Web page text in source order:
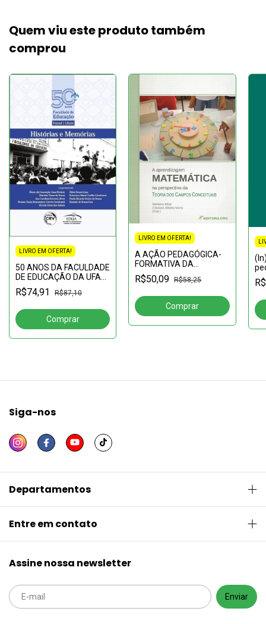
Quem viu este produto também
comprou
LIVRO EM OFERTA!
50 ANOS DA FACULDADE
DE EDUCAÇÃO DA UFAM:
histórias e memórias
R$74,91 R$87,10
LIVRO EM OFERTA!
A AÇÃO PEDAGÓGICA-
FORMATIVA DA
COMPANHIA DE JESUS
NA CIDADE DE BELÉM DO
1759)
R$50,09 R$58,25
Siga-nos
Departamentos
Entre em contato
Assine nossa newsletter